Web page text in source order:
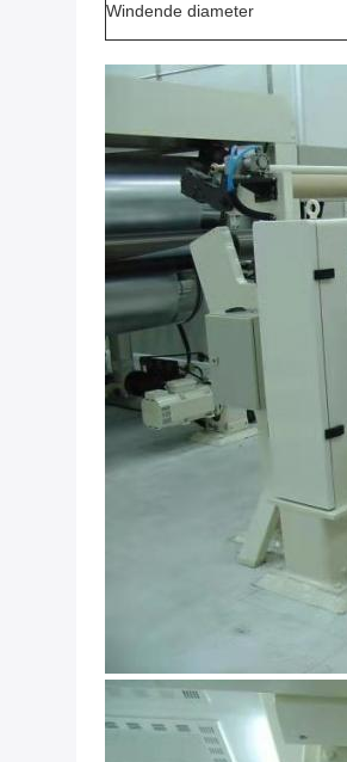
Windende diameter